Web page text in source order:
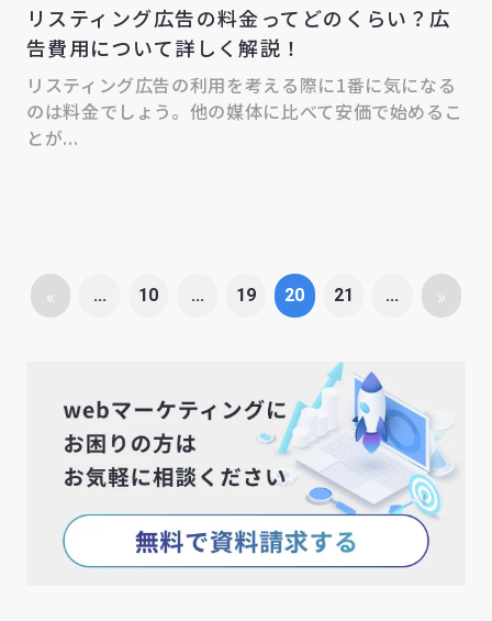
リスティング広告の料金ってどのくらい？広
告費用について詳しく解説！
リスティング広告の利用を考える際に1番に気になる
のは料金でしょう。他の媒体に比べて安価で始めるこ
とが...
« ... 10 ... 19 20 21 ... »